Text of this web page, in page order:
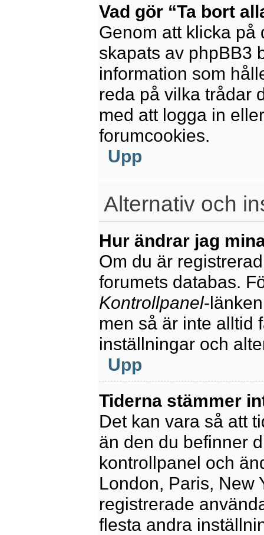
Vad gör “Ta bort
Genom att klicka på
skapats av phpBB3
information som
reda på vilka trådar
med att logga in
forumcookies.
Upp
Alternativ och
Hur ändrar jag
Om du är
forumets databas.
Kontrollpanel-
men så är inte alltid
inställningar och
Upp
Tiderna stämmer
Det kan vara så att
än den du befinner
kontrollpanel och
London, Paris, New
registrerade
flesta andra